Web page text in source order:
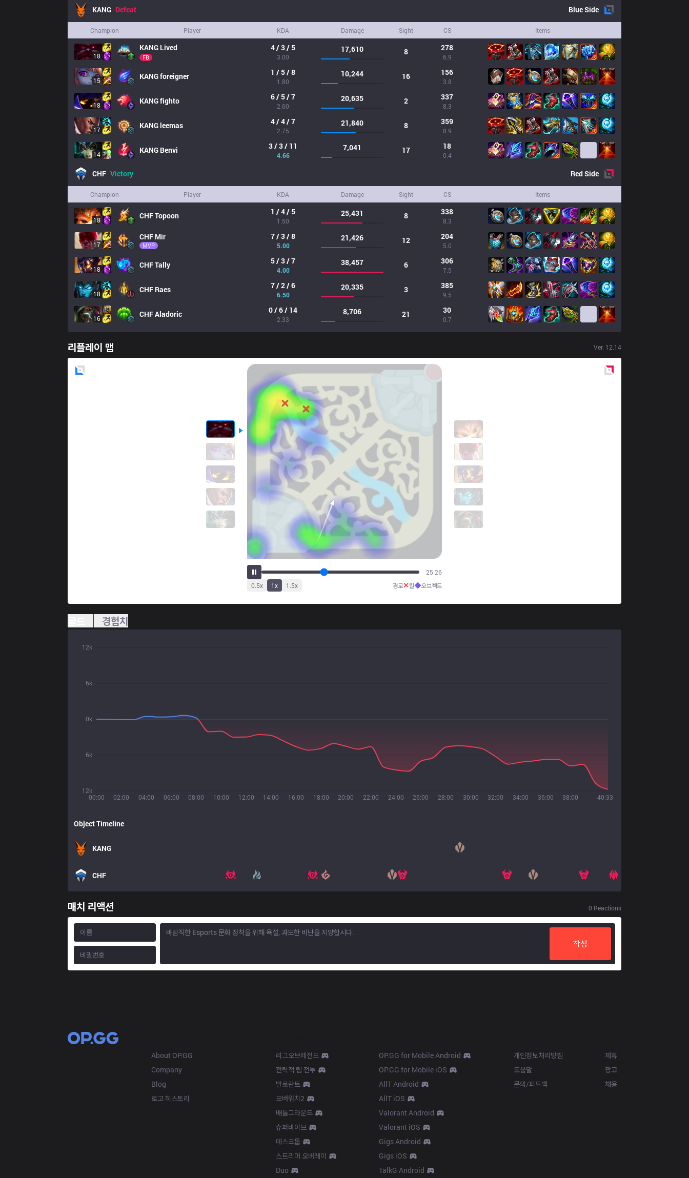
KANG Defeat BlueSide
Champion Player KDA Damage Sight CS Items
18
KANG Lived
FB
4 / 3 / 5
3.00
17,610 8 278
6.9
15 KANGforeigner 1 / 5 / 8
1.80
10,244 16 156
3.8
18 KANGfighto 6 / 5 / 7
2.60
20,635 2 337
8.3
17 KANGleemas 4 / 4 / 7
2.75
21,840 8 359
8.9
14 KANG Benvi 3 / 3 / 11
4.66
7,041 17 18
0.4
CHF Victory RedSide
Champion Player KDA Damage Sight CS Items
18 CHFTopoon 1 / 4 / 5
1.50
25,431 8 338
8.3
17
CHF Mir
MVP
7 / 3 / 8
5.00
21,426 12 204
5.0
18 CHFTally 5 / 3 / 7
4.00
38,457 6 306
7.5
18 CHF Raes 7 / 2 / 6
6.50
20,335 3 385
9.5
16 CHFAladoric 0 / 6 / 14
2.33
8,706 21 30
0.7
리플레이 맵 Ver. 12.14
31:43
0.5x 1x 1.5x 경로✕킬◆오브젝트
경험치
00:00 02:00 04:00 06:00 08:00 10:00 12:00 14:00 16:00 18:00 20:00 22:00 24:00 26:00 28:00 30:00 32:00 34:00 36:00 38:00 40:33
12k
6k
0k
6k
12k
Object Timeline
KANG
CHF
매치 리액션 0 Reactions
작성
About OP.GG
Company
Blog
로고 히스토리
리그오브레전드
전략적 팀 전투
발로란트
오버워치2
배틀그라운드
슈퍼바이브
데스크톱
스트리머 오버레이
Duo
OP.GG for Mobile Android
OP.GG for Mobile iOS
AllT Android
AllT iOS
Valorant Android
Valorant iOS
Gigs Android
Gigs iOS
TalkG Android
개인정보처리방침
도움말
문의/피드백
제휴
광고
채용